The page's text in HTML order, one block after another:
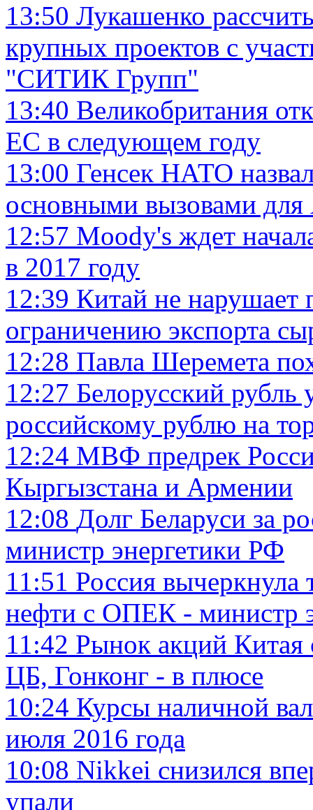
13:50 Лукашенко
крупных проектов с
"СИТИК Групп"
13:40 Великобритания
ЕС в следующем году
13:00 Генсек НАТО
основными вызовами для
12:57 Moody's ждет
в 2017 году
12:39 Китай не
ограничению экспорта
12:28 Павла Шеремета
12:27 Белорусский рубль
российскому рублю на
12:24 МВФ предрек
Кыргызстана и Армении
12:08 Долг Беларуси за
министр энергетики РФ
11:51 Россия
нефти с ОПЕК - министр
11:42 Рынок акций Китая
ЦБ, Гонконг - в плюсе
10:24 Курсы наличной
июля 2016 года
10:08 Nikkei снизился
упали